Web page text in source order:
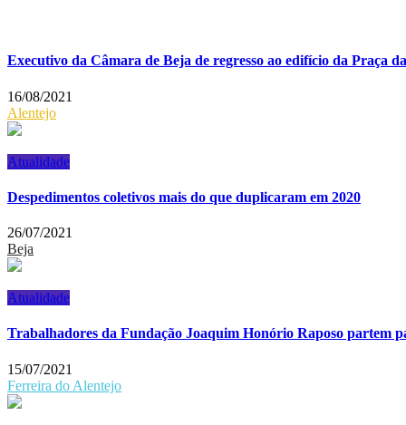
Executivo da Câmara de Beja de regresso ao edifício da Praça
16/08/2021
Alentejo
Atualidade
Despedimentos coletivos mais do que duplicaram em 2020
26/07/2021
Beja
Atualidade
Trabalhadores da Fundação Joaquim Honório Raposo partem
15/07/2021
Ferreira do Alentejo